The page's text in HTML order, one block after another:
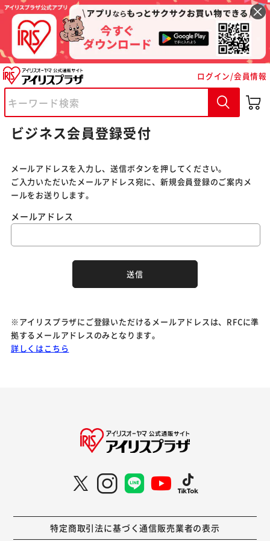
ログイン/会員情報
ビジネス会員登録受付
メールアドレスを入力し、送信ボタンを押してください。
ご入力いただいたメールアドレス宛に、新規会員登録のご案内メ
ールをお送りします。
メールアドレス
※アイリスプラザにご登録いただけるメールアドレスは、RFCに準
拠するメールアドレスのみとなります。
詳しくはこちら
特定商取引法に基づく通信販売業者の表示
※ご確認ください
カートに入れる 購入手続きへ